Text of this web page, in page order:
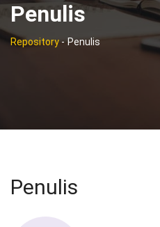
Penulis
Repository- Penulis
Penulis